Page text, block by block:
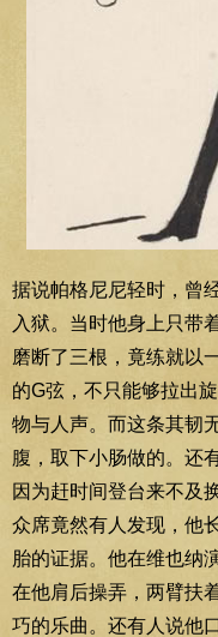
据说帕格尼尼轻时，曾
入狱。当时他身上只带
磨断了三根，竟练就以
的G弦，不只能够拉出
物与人声。而这条其韧
腹，取下小肠做的。还
因为赶时间登台来不及
众席竟然有人发现，他
胎的证据。他在维也纳
在他肩后操弄，两臂扶
巧的乐曲。还有人说他